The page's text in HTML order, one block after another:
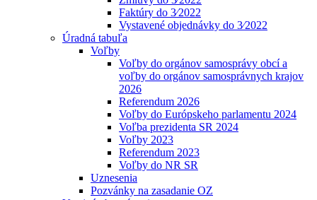
Faktúry do 3⁄2022
Vystavené objednávky do 3⁄2022
Úradná tabuľa
Voľby
Voľby do orgánov samosprávy obcí a
voľby do orgánov samosprávnych krajov
2026
Referendum 2026
Voľby do Európskeho parlamentu 2024
Voľba prezidenta SR 2024
Voľby 2023
Referendum 2023
Voľby do NR SR
Uznesenia
Pozvánky na zasadanie OZ